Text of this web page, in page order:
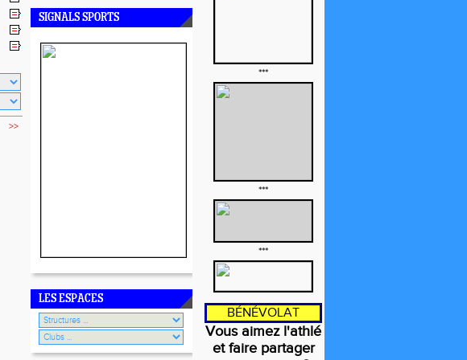
>>
SIGNALS SPORTS
LES ESPACES
***
***
***
BÉNÉVOLAT
Vous aimez l'athlé
et faire partager